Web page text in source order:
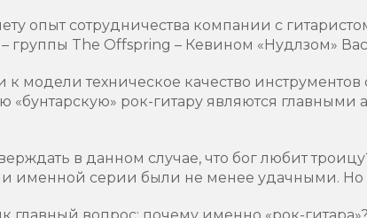
опыт сотрудничества компании с
группы The Offspring – Кевином «Нудлзом»
модели техническое качество
«бунтарскую» рок-гитару являются главными
в данном случае, что бог любит
именной серии были не менее удачными. Но